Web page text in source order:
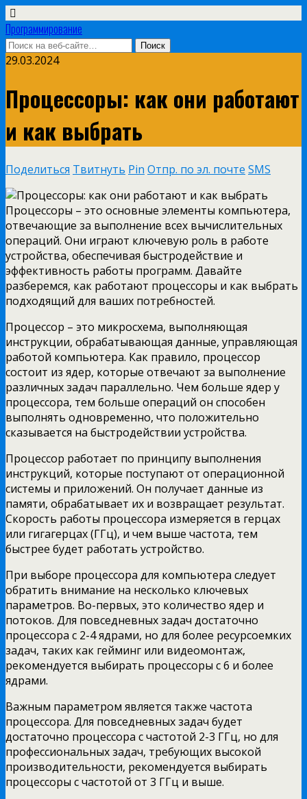
Программирование
29.03.2024
Процессоры: как они работают
и как выбрать
Поделиться Твитнуть Pin Отпр. по эл. почте SMS
Процессоры – это основные элементы компьютера,
отвечающие за выполнение всех вычислительных
операций. Они играют ключевую роль в работе
устройства, обеспечивая быстродействие и
эффективность работы программ. Давайте
разберемся, как работают процессоры и как выбрать
подходящий для ваших потребностей.
Процессор – это микросхема, выполняющая
инструкции, обрабатывающая данные, управляющая
работой компьютера. Как правило, процессор
состоит из ядер, которые отвечают за выполнение
различных задач параллельно. Чем больше ядер у
процессора, тем больше операций он способен
выполнять одновременно, что положительно
сказывается на быстродействии устройства.
Процессор работает по принципу выполнения
инструкций, которые поступают от операционной
системы и приложений. Он получает данные из
памяти, обрабатывает их и возвращает результат.
Скорость работы процессора измеряется в герцах
или гигагерцах (ГГц), и чем выше частота, тем
быстрее будет работать устройство.
При выборе процессора для компьютера следует
обратить внимание на несколько ключевых
параметров. Во-первых, это количество ядер и
потоков. Для повседневных задач достаточно
процессора с 2-4 ядрами, но для более ресурсоемких
задач, таких как гейминг или видеомонтаж,
рекомендуется выбирать процессоры с 6 и более
ядрами.
Важным параметром является также частота
процессора. Для повседневных задач будет
достаточно процессора с частотой 2-3 ГГц, но для
профессиональных задач, требующих высокой
производительности, рекомендуется выбирать
процессоры с частотой от 3 ГГц и выше.